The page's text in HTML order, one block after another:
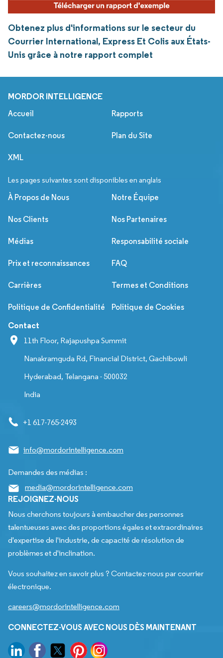
Obtenez plus d'informations sur le secteur du
Courrier International, Express Et Colis aux États-
Unis grâce à notre rapport complet
MORDOR INTELLIGENCE
Accueil Rapports
Contactez-nous Plan du Site
XML
Les pages suivantes sont disponibles en anglais
À Propos de Nous Notre Équipe
Nos Clients Nos Partenaires
Médias Responsabilité sociale
Prix et reconnaissances FAQ
Carrières Termes et Conditions
Politique de Confidentialité Politique de Cookies
Contact
11th Floor, Rajapushpa Summit
Nanakramguda Rd, Financial District, Gachibowli
Hyderabad, Telangana - 500032
India
+1 617-765-2493
info@mordorintelligence.com
Demandes des médias :
media@mordorintelligence.com
REJOIGNEZ-NOUS
Nous cherchons toujours à embaucher des personnes
talentueuses avec des proportions égales et extraordinaires
d'expertise de l'industrie, de capacité de résolution de
problèmes et d'inclination.
Vous souhaitez en savoir plus ? Contactez-nous par courrier
électronique.
careers@mordorintelligence.com
CONNECTEZ-VOUS AVEC NOUS DÈS MAINTENANT